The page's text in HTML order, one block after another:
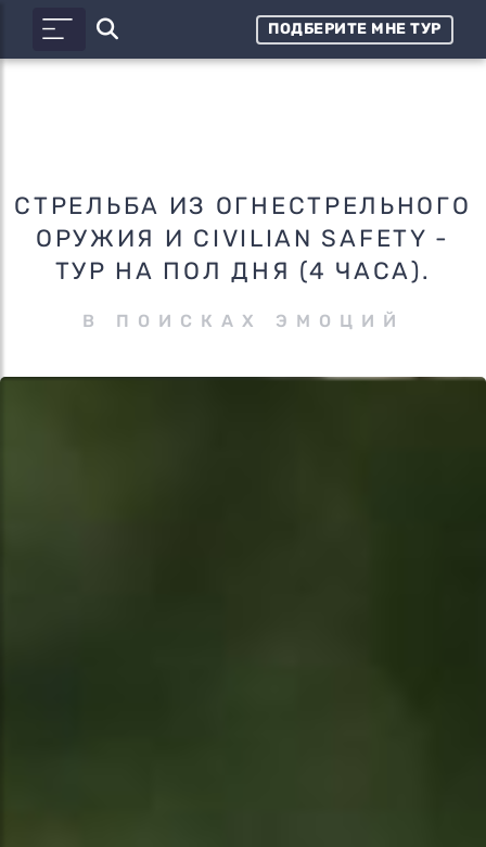
ПОДБЕРИТЕ МНЕ ТУР
СТРЕЛЬБА ИЗ ОГНЕСТРЕЛЬНОГО
ОРУЖИЯ И CIVILIAN SAFETY -
ТУР НА ПОЛ ДНЯ (4 ЧАСА).
В ПОИСКАХ ЭМОЦИЙ